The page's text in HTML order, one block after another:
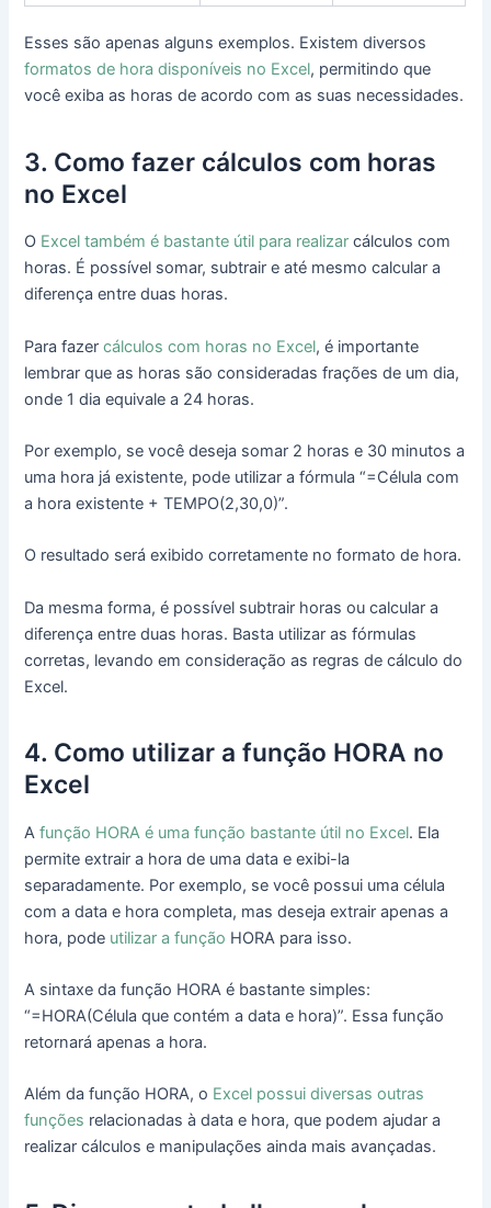
Esses são apenas alguns exemplos. Existem diversos
formatos de hora disponíveis no Excel, permitindo que
você exiba as horas de acordo com as suas necessidades.
3. Como fazer cálculos com horas
no Excel
O Excel também é bastante útil para realizar cálculos com
horas. É possível somar, subtrair e até mesmo calcular a
diferença entre duas horas.
Para fazercálculos com horas no Excel, é importante
lembrar que as horas são consideradas frações de um dia,
onde 1 dia equivale a 24 horas.
Por exemplo, se você deseja somar 2 horas e 30 minutos a
uma hora já existente, pode utilizar a fórmula “=Célula com
a hora existente + TEMPO(2,30,0)”.
O resultado será exibido corretamente no formato de hora.
Da mesma forma, é possível subtrair horas ou calcular a
diferença entre duas horas. Basta utilizar as fórmulas
corretas, levando em consideração as regras de cálculo do
Excel.
4. Como utilizar a função HORA no
Excel
Afunção HORA é uma função bastante útil no Excel. Ela
permite extrair a hora de uma data e exibi-la
separadamente. Por exemplo, se você possui uma célula
com a data e hora completa, mas deseja extrair apenas a
hora, pode utilizar a função HORA para isso.
A sintaxe da função HORA é bastante simples:
“=HORA(Célula que contém a data e hora)”. Essa função
retornará apenas a hora.
Além da função HORA, o Excel possui diversas outras
funções relacionadas à data e hora, que podem ajudar a
realizar cálculos e manipulações ainda mais avançadas.